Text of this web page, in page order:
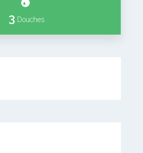
3 Douches